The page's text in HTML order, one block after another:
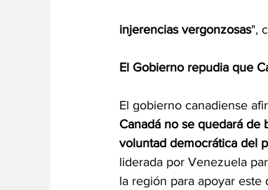
injerencias vergonzosas",
El Gobierno repudia que
El gobierno canadiense
Canadá no se quedará
voluntad democrática del
liderada por Venezuela
la región para apoyar este